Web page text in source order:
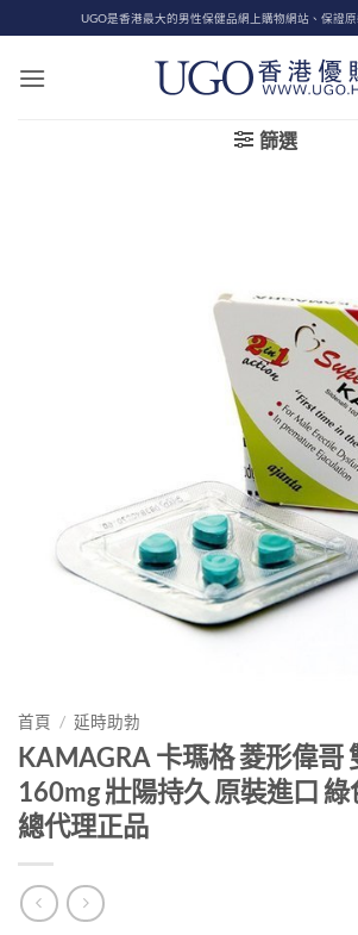
to
content
UGO是香港最大的男性保健品網上購物網站、保證
篩選
首頁 / 延時助勃
KAMAGRA 卡瑪格 菱形偉哥
160mg 壯陽持久 原裝進口
總代理正品